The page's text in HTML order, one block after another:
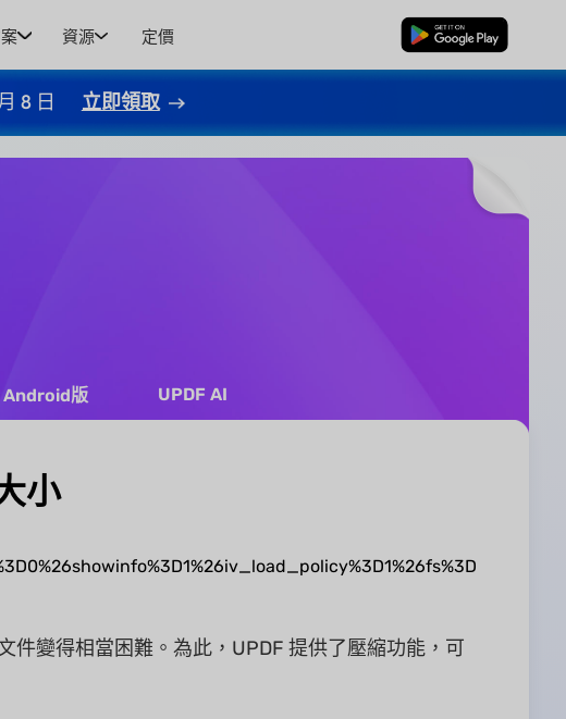
資源 定價 免費下載
8 日 立即領取
Android版 UPDF AI
小
件變得相當困難。為此，UPDF 提供了壓縮功能，可